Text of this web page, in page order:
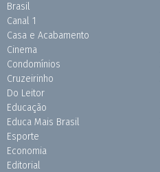
Brasil
Canal 1
Casa e Acabamento
Cinema
Condomínios
Cruzeirinho
Do Leitor
Educação
Educa Mais Brasil
Esporte
Economia
Editorial